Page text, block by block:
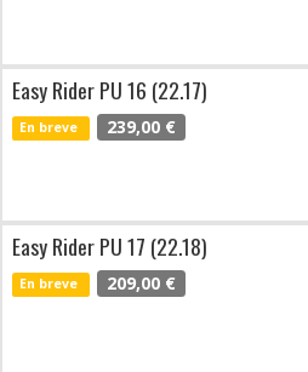
Easy Rider PU 16 (22.17)
En breve 239,00 €
Easy Rider PU 17 (22.18)
En breve 209,00 €